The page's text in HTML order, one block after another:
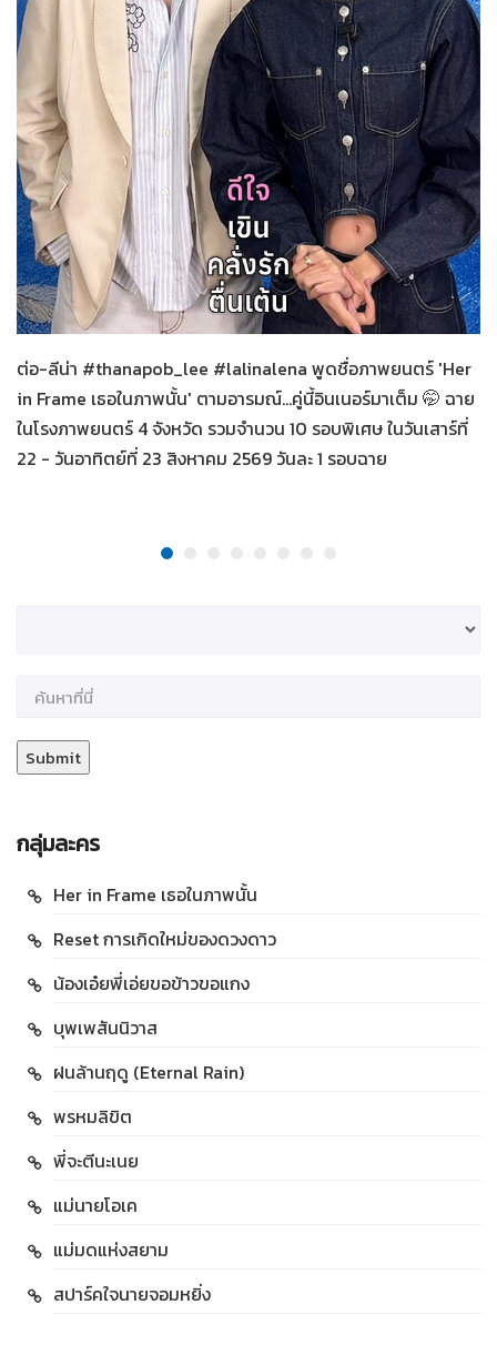
08-08-2569
Her in Frame เธอในภาพนั้น
ต่อ-ลีน่า #thanapob_lee #lalinalena พูดชื่อภาพยนตร์ 'Her
in Frame เธอในภาพนั้น' ตามอารมณ์...คู่นี้อินเนอร์มาเต็ม 🤭 ฉาย
ในโรงภาพยนตร์ 4 จังหวัด รวมจำนวน 10 รอบพิเศษ ในวันเสาร์ที่
22 - วันอาทิตย์ที่ 23 สิงหาคม 2569 วันละ 1 รอบฉาย
กลุ่มละคร
Her in Frame เธอในภาพนั้น
Reset การเกิดใหม่ของดวงดาว
น้องเอ๋ยพี่เอ่ยขอข้าวขอแกง
บุพเพสันนิวาส
ฝนล้านฤดู (Eternal Rain)
พรหมลิขิต
พี่จะตีนะเนย
แม่นายโอเค
แม่มดแห่งสยาม
สปาร์คใจนายจอมหยิ่ง